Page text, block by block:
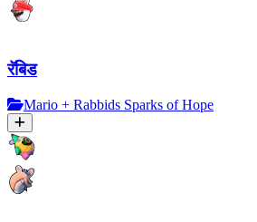
रॅबिड
Mario + Rabbids Sparks of Hope